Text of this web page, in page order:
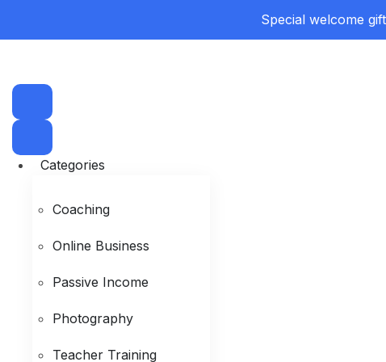
Special welcome
Categories
Coaching
Online Business
Passive Income
Photography
Teacher Training